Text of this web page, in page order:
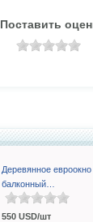
Поставить
Деревянное евроокно
балконный…
550 USD/шт